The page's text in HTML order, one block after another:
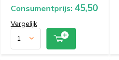
Consumentprijs: 45,50
Vergelijk